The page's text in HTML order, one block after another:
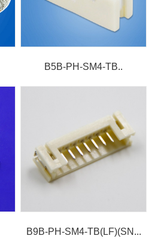
B5B-PH-SM4-TB..
B9B-PH-SM4-TB(LF)(SN...